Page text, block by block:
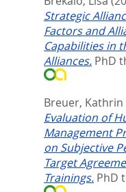
Strategic
Factors and
Capabilities in
Alliances. PhD
Breuer, Kathrin
Evaluation of
Management
on Subjective
Target
Trainings. PhD